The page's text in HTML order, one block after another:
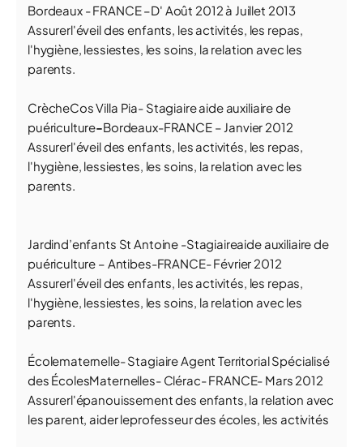
Bordeaux - FRANCE –D' Août 2012 à Juillet 2013
Assurerl'éveil des enfants, les activités, les repas,
l'hygiène, lessiestes, les soins, la relation avec les
parents.
CrècheCos Villa Pia- Stagiaire aide auxiliaire de
puériculture-Bordeaux-FRANCE – Janvier 2012
Assurerl'éveil des enfants, les activités, les repas,
l'hygiène, lessiestes, les soins, la relation avec les
parents.
Jardind’enfants St Antoine -Stagiaireaide auxiliaire de
puériculture – Antibes-FRANCE- Février 2012
Assurerl'éveil des enfants, les activités, les repas,
l'hygiène, lessiestes, les soins, la relation avec les
parents.
Écolematernelle- Stagiaire Agent Territorial Spécialisé
des ÉcolesMaternelles- Clérac- FRANCE- Mars 2012
Assurerl'épanouissement des enfants, la relation avec
les parent, aider leprofesseur des écoles, les activités